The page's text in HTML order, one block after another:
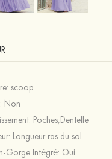
scoop
Non
Poches,Dentelle
Longueur ras du sol
Gorge Intégré: Oui